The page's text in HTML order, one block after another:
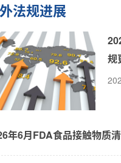
法规进展
规
年6月FDA食品接触物质